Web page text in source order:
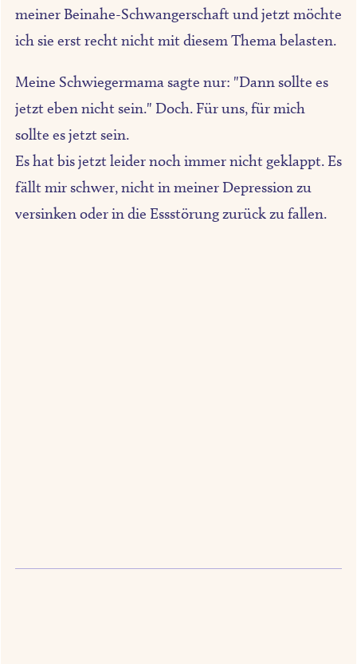
meiner Beinahe-Schwangerschaft und jetzt möchte
ich sie erst recht nicht mit diesem Thema belasten.
Meine Schwiegermama sagte nur: "Dann sollte es
jetzt eben nicht sein." Doch. Für uns, für mich
sollte es jetzt sein.
Es hat bis jetzt leider noch immer nicht geklappt. Es
fällt mir schwer, nicht in meiner Depression zu
versinken oder in die Essstörung zurück zu fallen.